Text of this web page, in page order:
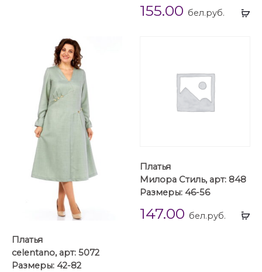
155.00 бел.руб.
Платья
celentano, арт: 5072
Размеры: 42-82
Платья
Милора Стиль, арт: 848
Размеры: 46-56
147.00 бел.руб.